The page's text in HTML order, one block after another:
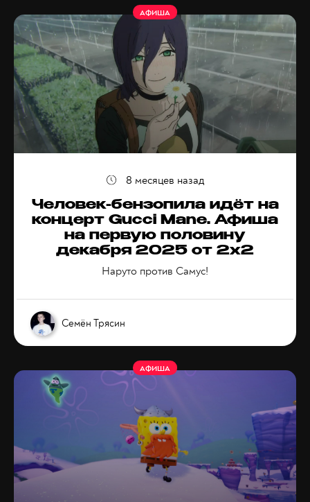
Человек-бензопила идёт на
концерт Gucci Mane. Афиша
на первую половину
декабря 2025 от 2x2
Наруто против Самус!
АФИША
Семён Трясин
8 месяцев назад
АФИША